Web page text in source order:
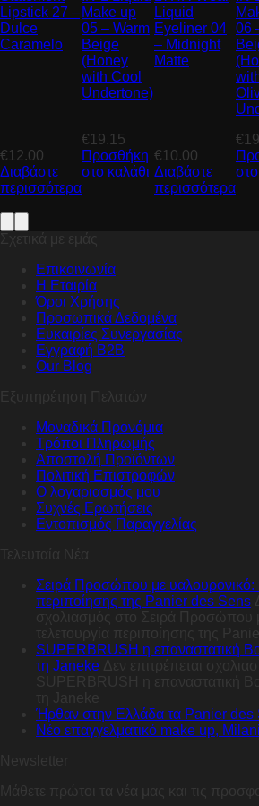
Lipstick 27 –
Dulce
Caramelo
€12.00
Διαβάστε
περισσότερα
Make up
05 – Warm
Beige
(Honey
with Cool
Undertone)
€19.15
Προσθήκη
στο καλάθι
Liquid
Eyeliner 04
– Midnight
Matte
€10.00
Διαβάστε
περισσότερα
06
€
Σχετικά με εμάς
Επικοινωνία
Η Εταιρία
Όροι Χρήσης
Προσωπικά Δεδομένα
Ευκαιρίες Συνεργασίας
Εγγραφή B2B
Our Blog
Εξυπηρέτηση Πελατών
Μοναδικά Προνόμια
Τρόποι Πληρωμής
Αποστολή Προϊόντων
Πολιτική Επιστροφών
Ο λογαριασμός μου
Συχνές Ερωτήσεις
Εντοπισμός Παραγγελίας
Τελευταία Νέα
Σειρά Προσώπου με υαλουρονικό:
περιποίησης της Panier des Sens
σχολιασμός
στο Σειρά Προσώπου
τελετουργία περιποίησης της
SUPERBRUSH η επαναστατική
τη Janeke Δεν επιτρέπεται
SUPERBRUSH η επαναστατική
τη Janeke
Ήρθαν στην Ελλάδα τα Panier des
Nέο επαγγελματικό make up,
Newsletter
Μάθετε πρώτοι τα νέα μας και τις